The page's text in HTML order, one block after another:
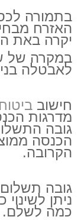
בתמורה
האזרח
יקרה באת
במקרה של
לאבטלה
חישוב
מדרגות
גובה
הכנסה
הקרובה.
גובה תשלום
ניתן
כמה לשלם.